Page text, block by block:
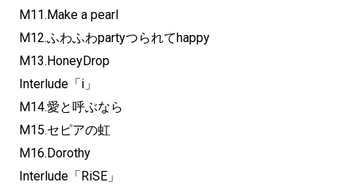
M11.Make a pearl
M12.ふわふわpartyつられてhappy
M13.HoneyDrop
Interlude「i」
M14.愛と呼ぶなら
M15.セピアの虹
M16.Dorothy
Interlude「RiSE」